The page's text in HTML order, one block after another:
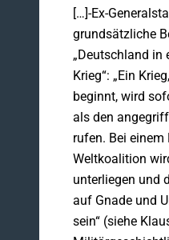
[…]-Ex-
grundsätzliche
„Deutschland in
Krieg“: „Ein
beginnt, wird
als den
rufen. Bei einem
Weltkoalition
unterliegen und
auf Gnade und
sein“ (siehe